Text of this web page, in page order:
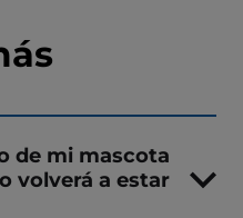
de mi mascota
volverá a estar